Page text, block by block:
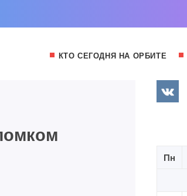
КТО СЕГОДНЯ НА ОРБИТЕ
Пн